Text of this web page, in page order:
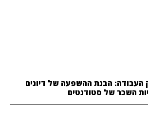
העבודה: הבנת ההשפעה של דיונים